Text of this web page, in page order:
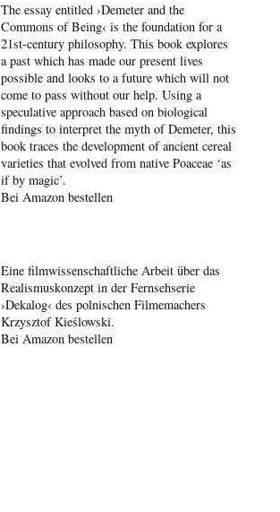
The essay entitled ›Demeter and the
Commons of Being‹ is the foundation for a
21st-century philosophy. This book explores
a past which has made our present lives
possible and looks to a future which will not
come to pass without our help. Using a
speculative approach based on biological
findings to interpret the myth of Demeter, this
book traces the development of ancient cereal
varieties that evolved from native Poaceae ‘as
if by magic’.
Bei Amazon bestellen
Eine filmwissenschaftliche Arbeit über das
Realismuskonzept in der Fernsehserie
›Dekalog‹ des polnischen Filmemachers
Krzysztof Kieślowski.
Bei Amazon bestellen